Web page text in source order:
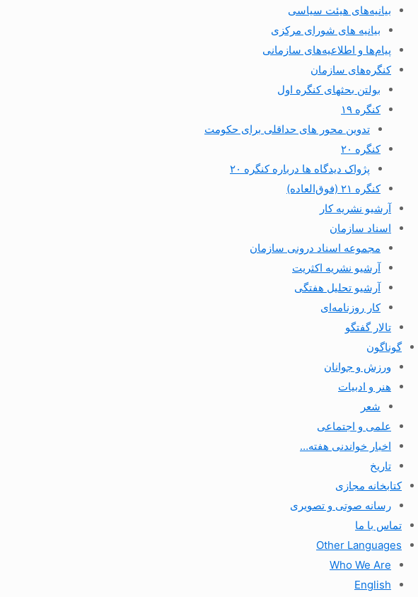
بیانیه‌های هیئت سیاسی
بیانیه های شورای مرکزی
پیام‌ها و اطلاعیه‌های سازمانی
کنگره‌های سازمان
بولتن بحثهای کنگره اول
کنگره ۱۹
تدوین محور های حداقلی برای حکومت
کنگره ۲۰
پژواک دیدگاه ها درباره کنگره ۲۰
کنگره ۲۱ (فوق‌العاده)
آرشیو نشریه کار
اسناد سازمان
مجموعه اسناد درونی سازمان
آرشیو نشریه اکثریت
آرشیو تحلیل هفتگی
کار روزنامه‌ای
تالار گفتگو
گوناگون
ورزش و جوانان
هنر و ادبیات
شعر
علمی و اجتماعی
اخبار خواندنی هفته…
تاریخ
کتابخانه مجازی
رسانه صوتی و تصویری
تماس با ما
Other Languages
Who We Are
English